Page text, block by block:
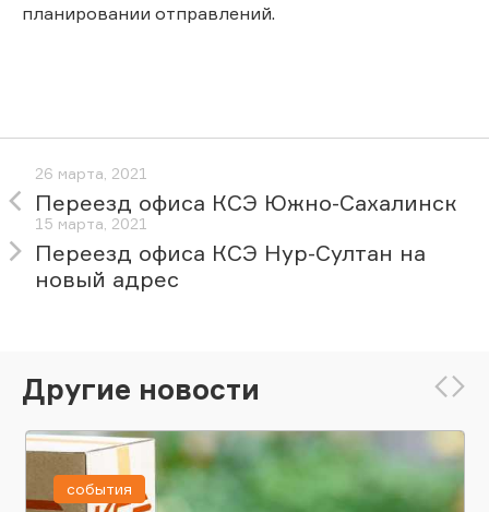
планировании отправлений.
26 марта, 2021
Переезд офиса КСЭ Южно-Сахалинск
15 марта, 2021
Переезд офиса КСЭ Нур-Султан на
новый адрес
Другие новости
события